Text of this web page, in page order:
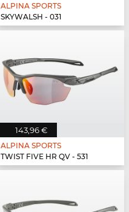
ALPINA SPORTS
SKYWALSH - 031
143,96 €
ALPINA SPORTS
TWIST FIVE HR QV - 531